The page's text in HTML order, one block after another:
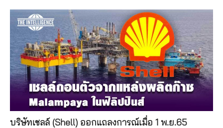
บริษัทเชลล์ (Shell) ออกแถลงการณ์เมื่อ 1 พ.ย.65